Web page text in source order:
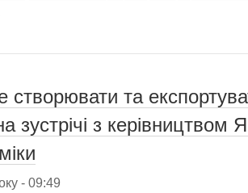
створювати та
зустрічі з керівництвом
- 09:49